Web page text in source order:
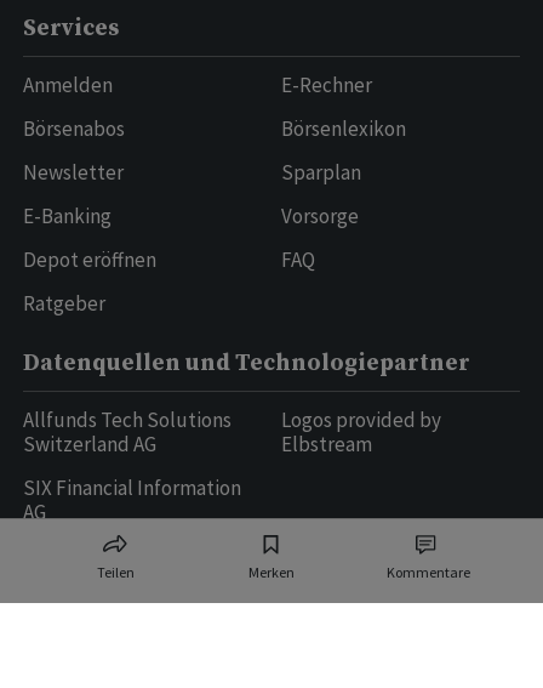
Teilen Merken Kommentare
Services
Anmelden
Börsenabos
Newsletter
E-Banking
Depot eröffnen
Ratgeber
E-Rechner
Börsenlexikon
Sparplan
Vorsorge
FAQ
Datenquellen und Technologiepartner
Allfunds Tech Solutions
Switzerland AG
SIX Financial Information
AG
Logos provided by
Elbstream
Ringier AG | Ringier Medien Schweiz